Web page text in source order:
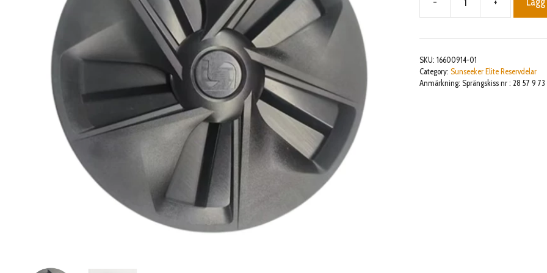
cover
mängd
SKU: 16600914-01
Category: Sunseeker Elite Reservdelar
Anmärkning: Sprängskiss nr : 28 57 9 73